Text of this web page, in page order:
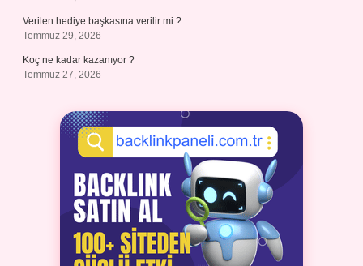
Verilen hediye başkasına verilir mi ?
Temmuz 29, 2026
Koç ne kadar kazanıyor ?
Temmuz 27, 2026